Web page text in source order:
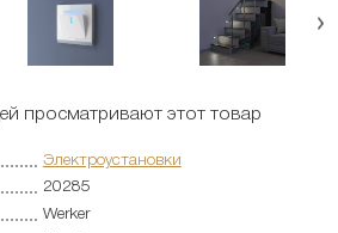
просматривают этот товар
Электроустановки
20285
Werker